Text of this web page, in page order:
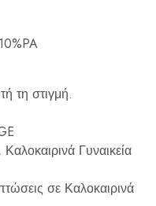
τη στιγμή.
Καλοκαιρινά Γυναικεία
σε Καλοκαιρινά